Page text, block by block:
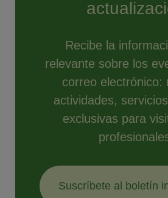
Recibe la
relevante sobre los
correo electrónico:
actividades,
exclusivas para
Suscríbete al boletín